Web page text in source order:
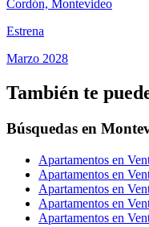
Cordón, Montevideo
Estrena
Marzo 2028
También te
Búsquedas en
Apartamentos en
Apartamentos en
Apartamentos en
Apartamentos en
Apartamentos en